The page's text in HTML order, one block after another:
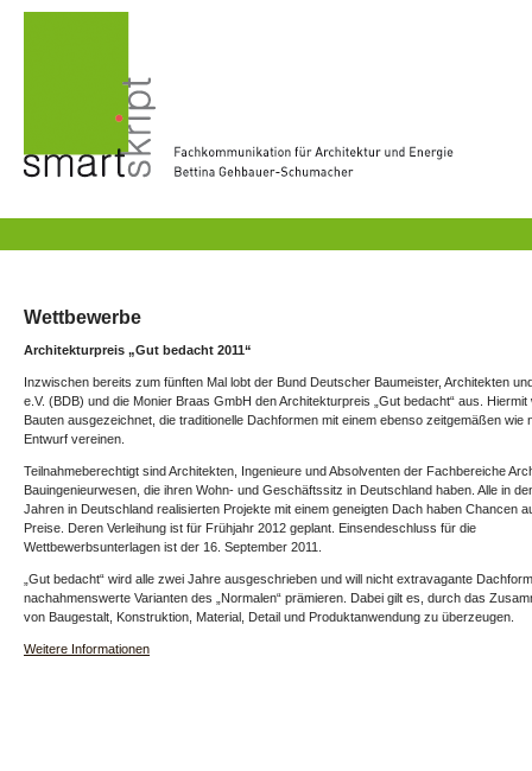
Wettbewerbe
Architekturpreis „Gut bedacht 2011“
Inzwischen bereits zum fünften Mal lobt der Bund Deutscher Baumeister, Architekten
e.V. (BDB) und die Monier Braas GmbH den Architekturpreis „Gut bedacht“ aus. Hiermit
Bauten ausgezeichnet, die traditionelle Dachformen mit einem ebenso zeitgemäßen wie
Entwurf vereinen.
Teilnahmeberechtigt sind Architekten, Ingenieure und Absolventen der Fachbereiche
Bauingenieurwesen, die ihren Wohn- und Geschäftssitz in Deutschland haben. Alle in
Jahren in Deutschland realisierten Projekte mit einem geneigten Dach haben Chancen
Preise. Deren Verleihung ist für Frühjahr 2012 geplant. Einsendeschluss für die
Wettbewerbsunterlagen ist der 16. September 2011.
„Gut bedacht“ wird alle zwei Jahre ausgeschrieben und will nicht extravagante
nachahmenswerte Varianten des „Normalen“ prämieren. Dabei gilt es, durch das
von Baugestalt, Konstruktion, Material, Detail und Produktanwendung zu überzeugen.
Weitere Informationen